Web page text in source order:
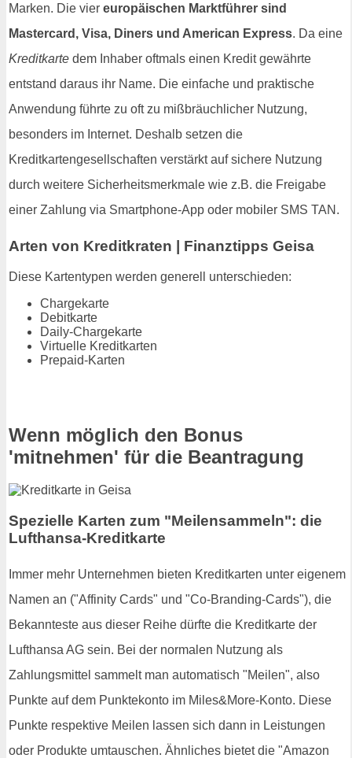
Marken. Die vier europäischen Marktführer sind
Mastercard, Visa, Diners und American Express. Da eine
Kreditkarte dem Inhaber oftmals einen Kredit gewährte
entstand daraus ihr Name. Die einfache und praktische
Anwendung führte zu oft zu mißbräuchlicher Nutzung,
besonders im Internet. Deshalb setzen die
Kreditkartengesellschaften verstärkt auf sichere Nutzung
durch weitere Sicherheitsmerkmale wie z.B. die Freigabe
einer Zahlung via Smartphone-App oder mobiler SMS TAN.
Arten von Kreditkraten | Finanztipps Geisa
Diese Kartentypen werden generell unterschieden:
Chargekarte
Debitkarte
Daily-Chargekarte
Virtuelle Kreditkarten
Prepaid-Karten
Wenn möglich den Bonus
'mitnehmen' für die Beantragung
Spezielle Karten zum "Meilensammeln": die
Lufthansa-Kreditkarte
Immer mehr Unternehmen bieten Kreditkarten unter eigenem
Namen an ("Affinity Cards" und "Co-Branding-Cards"), die
Bekannteste aus dieser Reihe dürfte die Kreditkarte der
Lufthansa AG sein. Bei der normalen Nutzung als
Zahlungsmittel sammelt man automatisch "Meilen", also
Punkte auf dem Punktekonto im Miles&More-Konto. Diese
Punkte respektive Meilen lassen sich dann in Leistungen
oder Produkte umtauschen. Ähnliches bietet die "Amazon